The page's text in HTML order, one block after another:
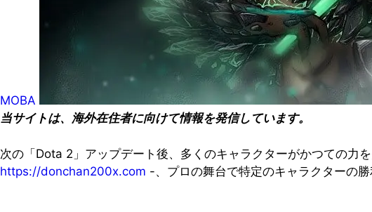
MOBA
当サイトは、海外在住者に向けて情報を発信しています。
次の「Dota 2」アップデート後、多くのキャラクターがかつての力
https://donchan200x.com -、プロの舞台で特定のキャラクターの